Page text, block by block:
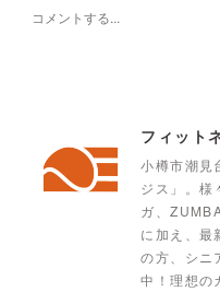
小樽市潮見
ジス」。様
ガ、
に加え、最
の方、シニ
中！理想の